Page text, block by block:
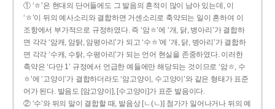
① ‘ㅎ’은 현대의 단어들에도 그 발음의 흔적이 많이 남아 있는데, 이
‘ㅎ’이 뒤의 예사소리와 결합하면 거센소리로 축약되는 일이 흔하여 이
조항에서 부가적으로 규정하였다. 즉 ‘암ㅎ’에 ‘개, 닭, 병아리’가 결합하
면 각각 ‘암캐, 암탉, 암평아리’가 되고 ‘수ㅎ’에 ‘개, 닭, 병아리’가 결합하
면 각각 ‘수캐, 수탉, 수평아리’가 되는 언어 현실을 존중하였다. 이러한
축약은 ‘다만 1’ 규정에서 언급한 예들에만 해당되는 것이므로 ‘암ㅎ, 수
ㅎ’에 ‘고양이’가 결합하더라도 ‘암고양이, 수고양이’와 같은 형태가 표준
어가 된다. 발음도 [암고양이], [수고양이]가 표준 발음이다.
② ‘수’와 뒤의 말이 결합할 때, 발음상 [ㄴ(ㄴ)] 첨가가 일어나거나 뒤의 예